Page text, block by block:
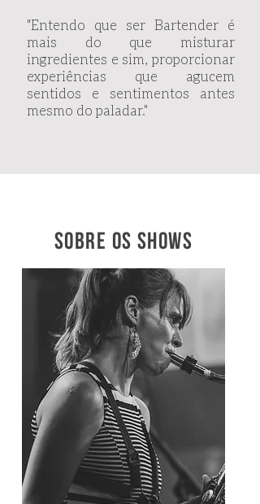
"Entendo que ser Bartender é
mais do que misturar
ingredientes e sim, proporcionar
experiências que agucem
sentidos e sentimentos antes
mesmo do paladar."
SOBRE os shows